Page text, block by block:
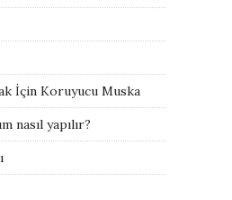
İçin Koruyucu Muska
nasıl yapılır?